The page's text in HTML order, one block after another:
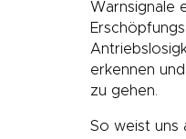
Warnsignale
erkennen
zu gehen.
So weist uns